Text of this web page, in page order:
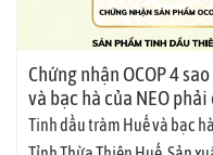
Chứng nhận OCOP 4
và bạc hà của NEO
khe nào?
Tinh dầu tràm Huế và bạc